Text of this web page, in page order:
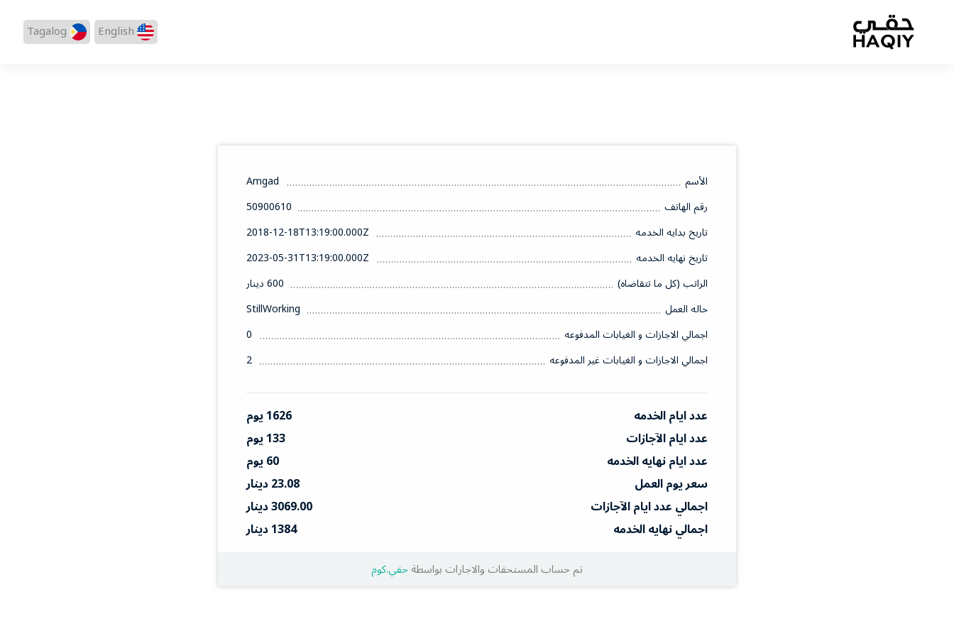
English
Tagalog
الأسم
Amgad
رقم الهاتف
50900610
تاريخ بدايه الخدمه
2018-12-18T13:19:00.000Z
تاريخ نهايه الخدمه
2023-05-31T13:19:00.000Z
الراتب (كل ما تتقاضاه)
600 دينار
حاله العمل
StillWorking
اجمالي الاجازات و الغيابات المدفوعه
0
اجمالي الاجازات و الغيابات غير المدفوعه
2
عدد ايام الخدمه
1626 يوم
عدد ايام الآجازات
133 يوم
عدد ايام نهايه الخدمه
60 يوم
سعر يوم العمل
23.08 دينار
اجمالي عدد ايام الآجازات
3069.00 دينار
اجمالي نهايه الخدمه
1384 دينار
تم حساب المستحقات والاجارات بواسطةحقي.كوم